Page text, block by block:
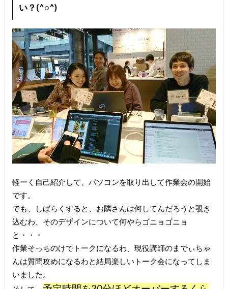
い？(^○^)
軽ーく自己紹介して、パソコンを取り出して作業会の開始
です。
でも、しばらくすると、お隣さんは何してんだろうと覗き
込むわ、そのデザインについて何やらゴニョゴニョ
と・・・
作業そっちのけでトークになるわ、現役講師のまでぃちゃ
んは質問攻めになるわと結局楽しいトーク会になってしま
いました。